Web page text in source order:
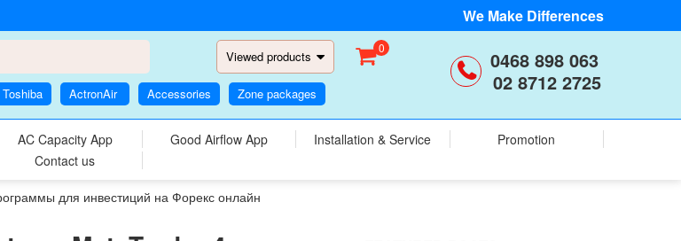
We Make Differences
Viewed products
Toshiba ActronAir Accessories Zone packages
0468 898 063
02 8712 2725
0
AC Capacity App Good Airflow App Installation & Service
Promotion
Contact us
для инвестиций на Форекс онлайн